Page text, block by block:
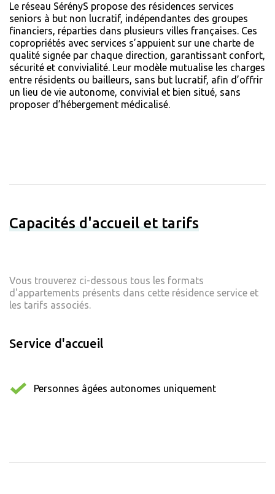
Le réseau SérényS propose des résidences services
seniors à but non lucratif, indépendantes des groupes
financiers, réparties dans plusieurs villes françaises. Ces
copropriétés avec services s’appuient sur une charte de
qualité signée par chaque direction, garantissant confort,
sécurité et convivialité. Leur modèle mutualise les charges
entre résidents ou bailleurs, sans but lucratif, afin d’offrir
un lieu de vie autonome, convivial et bien situé, sans
proposer d’hébergement médicalisé.
Capacités d'accueil et tarifs
Vous trouverez ci-dessous tous les formats
d'appartements présents dans cette résidence service et
les tarifs associés.
Service d'accueil
Personnes âgées autonomes uniquement